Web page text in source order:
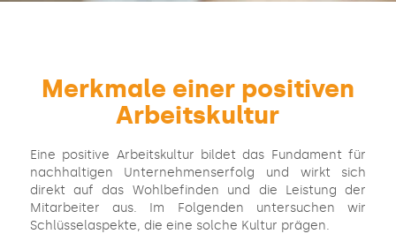
Merkmale einer positiven
Arbeitskultur
Eine positive Arbeitskultur bildet das Fundament für
nachhaltigen Unternehmenserfolg und wirkt sich
direkt auf das Wohlbefinden und die Leistung der
Mitarbeiter aus. Im Folgenden untersuchen wir
Schlüsselaspekte, die eine solche Kultur prägen.